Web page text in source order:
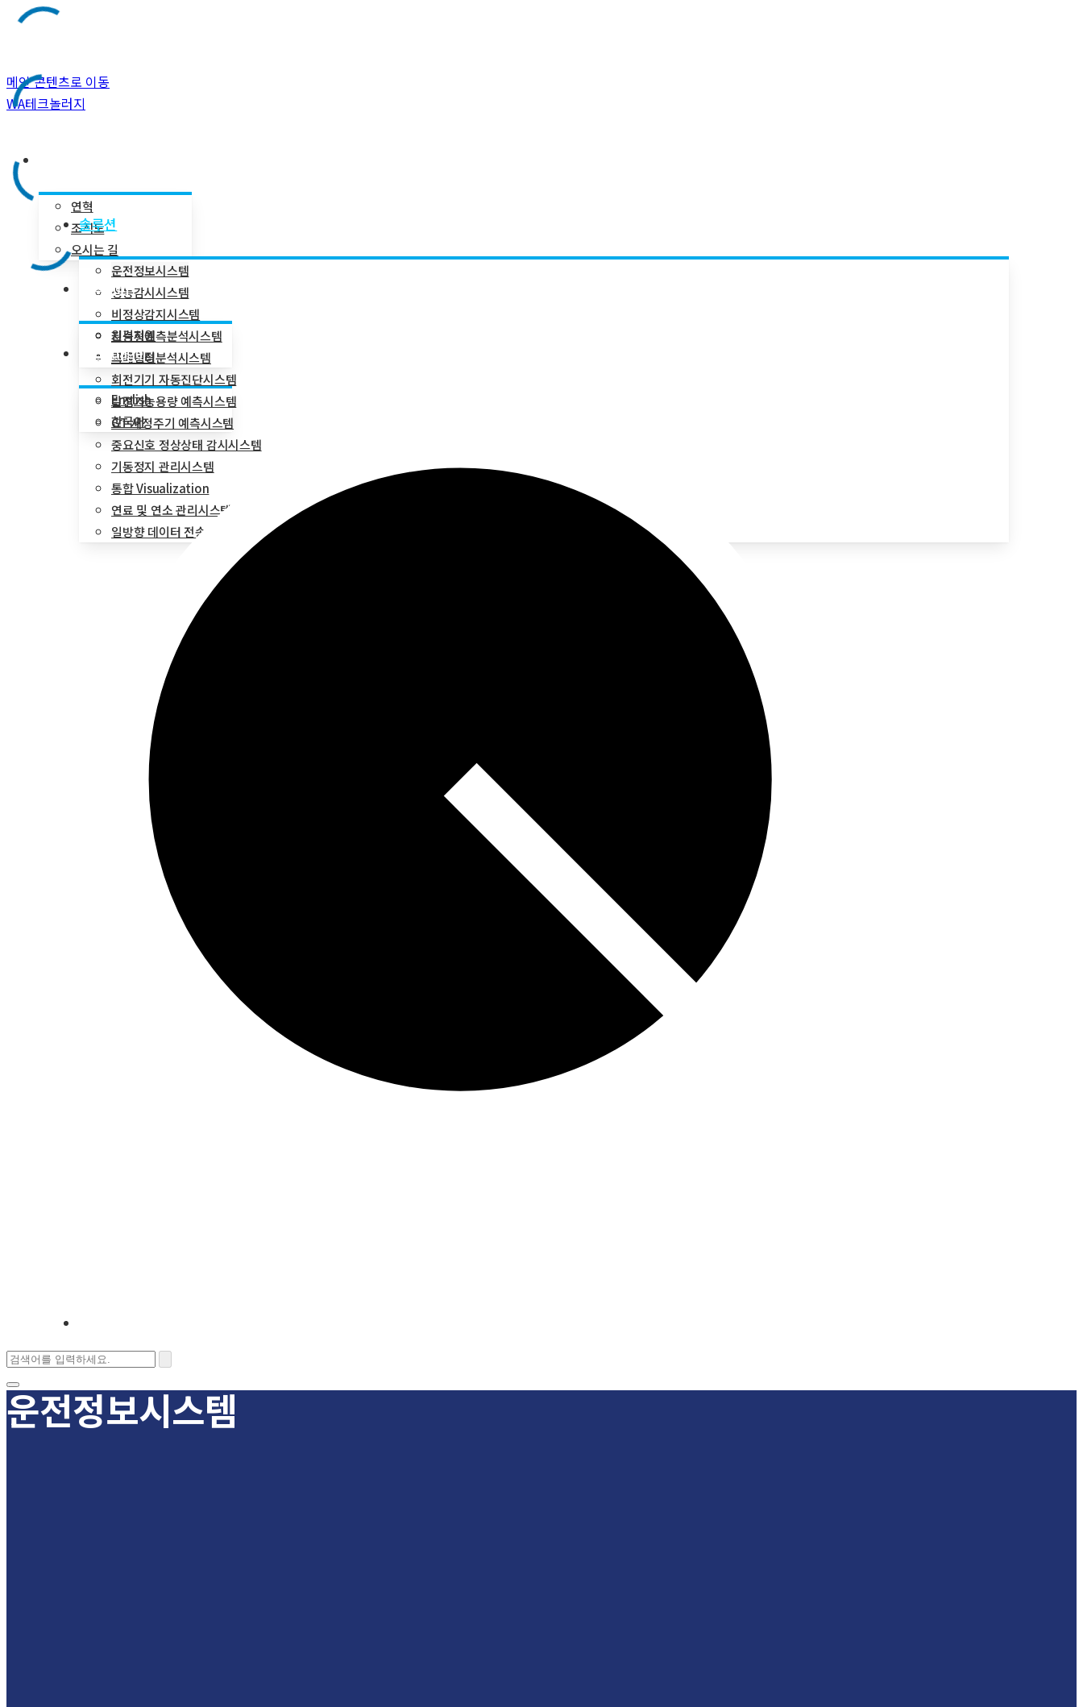
메인 콘텐츠로 이동
WA테크놀러지
연혁
조직도
오시는 길
솔루션
운전정보시스템
성능감시시스템
비정상감지시스템
지능형예측분석시스템
빅데이터분석시스템
회전기기 자동진단시스템
발전가능용량 예측시스템
GT 세정주기 예측시스템
중요신호 정상상태 감시시스템
기동정지 관리시스템
통합 Visualization
연료 및 연소 관리시스템
일방향 데이터 전송장치
고객센터
원격지원
교육일정
Language
English
한국어
운전정보시스템